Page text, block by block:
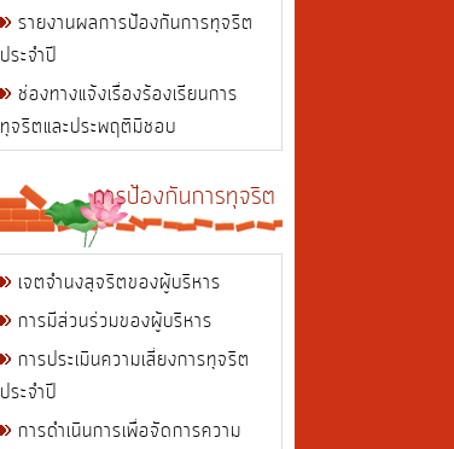
รายงานผลการป้องกันการทุจริต
ประจำปี
ช่องทางแจ้งเรื่องร้องเรียนการ
ทุจริตและประพฤติมิชอบ
การป้องกันการทุจริต
เจตจำนงสุจริตของผู้บริหาร
การมีส่วนร่วมของผู้บริหาร
การประเมินความเสี่ยงการทุจริต
ประจำปี
การดำเนินการเพื่อจัดการความ